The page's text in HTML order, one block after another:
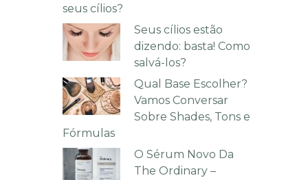
seus cílios?
Seus cílios estão
dizendo: basta! Como
salvá-los?
Qual Base Escolher?
Vamos Conversar
Sobre Shades, Tons e
Fórmulas
O Sérum Novo Da
The Ordinary –